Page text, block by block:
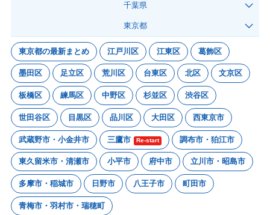
千葉県
東京都
東京都の最新まとめ 江戸川区 江東区 葛飾区
墨田区 足立区 荒川区 台東区 北区 文京区
板橋区 練馬区 中野区 杉並区 渋谷区
世田谷区 目黒区 品川区 大田区 西東京市
武蔵野市・小金井市 三鷹市 Re-start 調布市・狛江市
東久留米市・清瀬市 小平市 府中市 立川市・昭島市
多摩市・稲城市 日野市 八王子市 町田市
青梅市・羽村市・瑞穂町